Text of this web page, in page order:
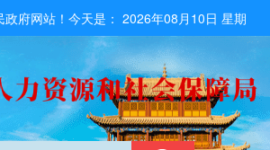
政府网站！今天是：2026年08月10日 星期